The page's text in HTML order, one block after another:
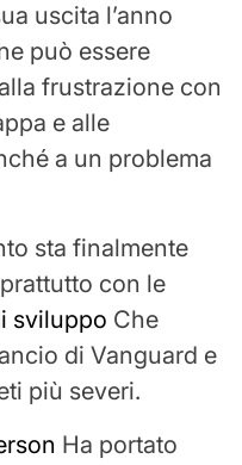
uscita l’anno
può essere
frustrazione con
e alle
a un problema
sta finalmente
con le
sviluppo Che
di Vanguard e
più severi.
Ha portato